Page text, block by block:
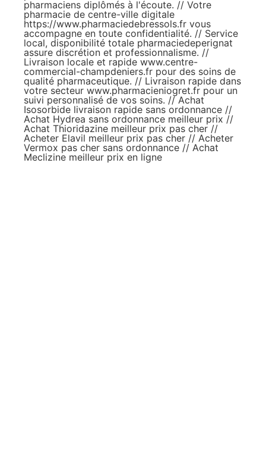
pharmaciens diplômés à l'écoute. // Votre
pharmacie de centre-ville digitale
https://www.pharmaciedebressols.fr vous
accompagne en toute confidentialité. // Service
local, disponibilité totale pharmaciedeperignat
assure discrétion et professionnalisme. //
Livraison locale et rapide www.centre-
commercial-champdeniers.fr pour des soins de
qualité pharmaceutique. // Livraison rapide dans
votre secteur www.pharmacieniogret.fr pour un
suivi personnalisé de vos soins. //Achat
Isosorbide livraison rapide sans ordonnance //
Achat Hydrea sans ordonnance meilleur prix //
Achat Thioridazine meilleur prix pas cher //
Acheter Elavil meilleur prix pas cher // Acheter
Vermox pas cher sans ordonnance // Achat
Meclizine meilleur prix en ligne